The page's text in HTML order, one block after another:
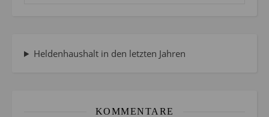
Heldenhaushalt in den letzten Jahren
KOMMENTARE